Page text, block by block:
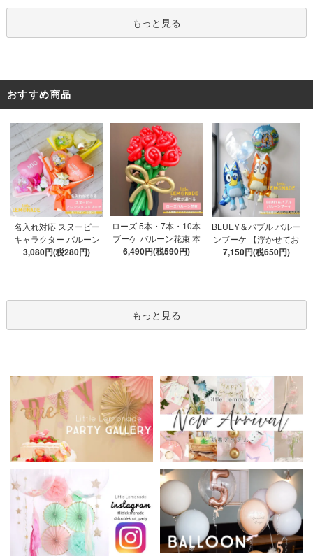
ツ52枚 推し活
もっと見る
おすすめ商品
名入れ対応 スヌーピー
キャラクター バルーン
ブーケ 選べる7種 【膨ら
3,080円(税280円)
ローズ 5本・7本・10本
ブーケ バルーン花束 本
数が選べる 【膨らませ
6,490円(税590円)
BLUEY＆バブル バルー
ンブーケ 【浮かせてお
届け】 ヘリウムガス入
7,150円(税650円)
もっと見る